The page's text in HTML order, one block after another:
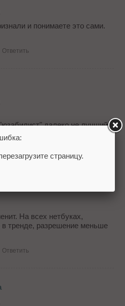
и понимаете это сами.
Ответить
далеко не лучший.
горизонтальный скролл и
либо блоки от пользователя,
заходит на сайт с нетбука. К
что в том блоке не появятся в
На всех нетбуках,
в тренде, разрешение меньше
Ответить
страницу.